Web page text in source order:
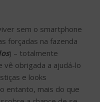
sem o smartphone
forçadas na fazenda
) – totalmente
vê obrigada a ajudá-lo
e looks
entanto, mais do que